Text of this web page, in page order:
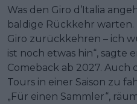
Was den Giro d’Italia
baldige Rückkehr
Giro zurückkehren – ich
ist noch etwas hin“, sagte
Comeback ab 2027. Auch
Tours in einer Saison zu
„Für einen Sammler“,